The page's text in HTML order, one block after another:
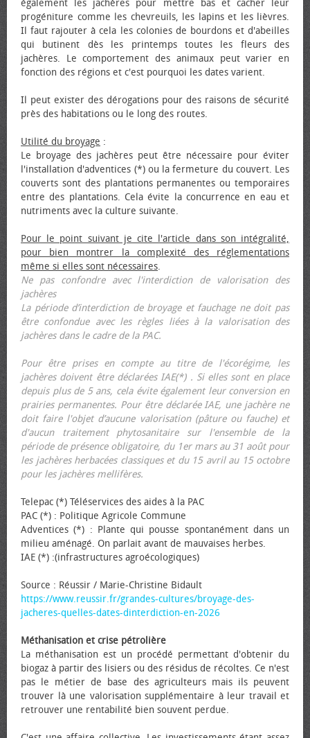
également les jachères pour mettre bas et cacher leur
progéniture comme les chevreuils, les lapins et les lièvres.
Il faut rajouter à cela les colonies de bourdons et d'abeilles
qui butinent dès les printemps toutes les fleurs des
jachères. Le comportement des animaux peut varier en
fonction des régions et c'est pourquoi les dates varient.
Il peut exister des dérogations pour des raisons de sécurité
près des habitations ou le long des routes.
Utilité du broyage :
Le broyage des jachères peut être nécessaire pour éviter
l'installation d'adventices (*) ou la fermeture du couvert. Les
couverts sont des plantations permanentes ou temporaires
entre des plantations. Cela évite la concurrence en eau et
nutriments avec la culture suivante.
Pour le point suivant je cite l'article dans son intégralité,
pour bien montrer la complexité des réglementations
même si elles sont nécessaires.
Ne pas confondre avec l'interdiction de valorisation des
jachères
La période d’interdiction de broyage et fauchage ne doit pas
être confondue avec les règles liées à la valorisation des
jachères dans le cadre de la PAC.
Pour être prises en compte au titre de l'écorégime, les
jachères doivent être déclarées IAE(*) . Si elles sont en place
depuis plus de 5 ans, cela évite également leur conversion en
prairies permanentes. Pour être déclarée IAE, une jachère ne
doit faire l'objet d’aucune valorisation (pâture ou fauche) et
d'aucun traitement phytosanitaire sur l'ensemble de la
période de présence obligatoire, du 1er mars au 31 août pour
les jachères herbacées classiques et du 15 avril au 15 octobre
pour les jachères mellifères.
Telepac (*) Téléservices des aides à la PAC
PAC (*) : Politique Agricole Commune
Adventices (*) : Plante qui pousse spontanément dans un
milieu aménagé. On parlait avant de mauvaises herbes.
IAE (*) :(infrastructures agroécologiques)
Source : Réussir / Marie-Christine Bidault
https://www.reussir.fr/grandes-cultures/broyage-des-
jacheres-quelles-dates-dinterdiction-en-2026
Méthanisation et crise pétrolière
La méthanisation est un procédé permettant d'obtenir du
biogaz à partir des lisiers ou des résidus de récoltes. Ce n'est
pas le métier de base des agriculteurs mais ils peuvent
trouver là une valorisation supplémentaire à leur travail et
retrouver une rentabilité bien souvent perdue.